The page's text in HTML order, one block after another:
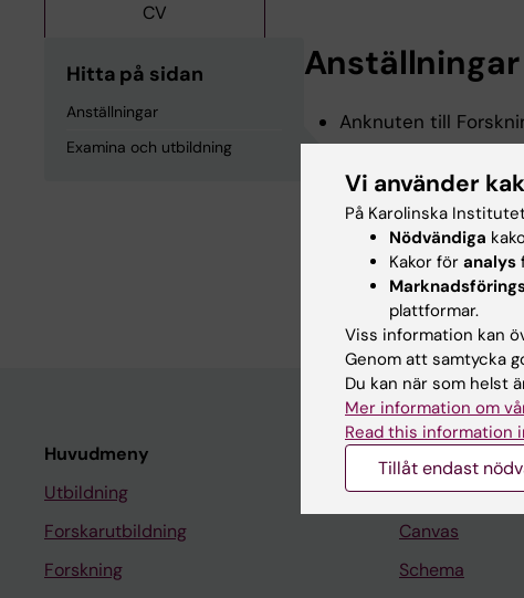
CV
Hitta på sidan
Anställningar
Examina och utbildning
Anställningar
Anknuten till
Examina
MEDICINE
Karolinska
Huvudmeny
Utbildning
Forskarutbildning
Forskning
Ladok
Canvas
Schema
Vi använder
På Karolinska
Nödvändiga
Kakor för analys
plattformar.
Viss information kan
Genom att samtycka
Du kan när som helst
Mer information om
Read this information
Tillåt endast